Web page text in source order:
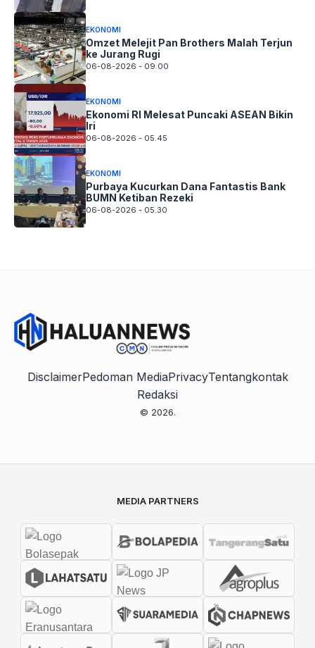
EKONOMI
Omzet Melejit Pan Brothers Malah Terjun
ke Jurang Rugi
06-08-2026 - 09.00
EKONOMI
Ekonomi RI Melesat Puncaki ASEAN Bikin
Iri
06-08-2026 - 05.45
EKONOMI
Purbaya Kucurkan Dana Fantastis Bank
BUMN Ketiban Rezeki
06-08-2026 - 05.30
DisclaimerPedoman MediaPrivacyTentangkontak
Redaksi
© 2026.
MEDIA PARTNERS